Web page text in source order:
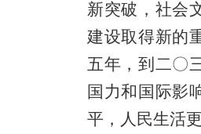
新突破，社会
建设取得新的
五年，到二〇
国力和国际影
平，人民生活